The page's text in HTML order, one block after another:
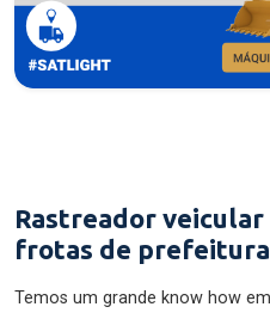
Rastreador
frotas de
Temos um grande know how